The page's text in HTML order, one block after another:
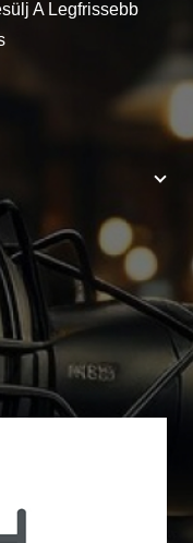
A Legfrissebb